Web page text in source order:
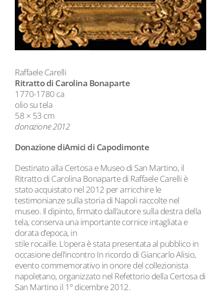
Raffaele Carelli
Ritratto di Carolina Bonaparte
1770-1780 ca
olio su tela
58 × 53 cm
donazione 2012
Donazione diAmici di Capodimonte
Destinato alla Certosa e Museo di San Martino, il
Ritratto di Carolina Bonaparte di Raffaele Carelli è
stato acquistato nel 2012 per arricchire le
testimonianze sulla storia di Napoli raccolte nel
museo. Il dipinto, firmato dall’autore sulla destra della
tela, conserva una importante cornice intagliata e
dorata d’epoca, in
stile rocaille. L’opera è stata presentata al pubblico in
occasione dell’incontro In ricordo di Giancarlo Alisio,
evento commemorativo in onore del collezionista
napoletano, organizzato nel Refettorio della Certosa di
San Martino il 1° dicembre 2012.